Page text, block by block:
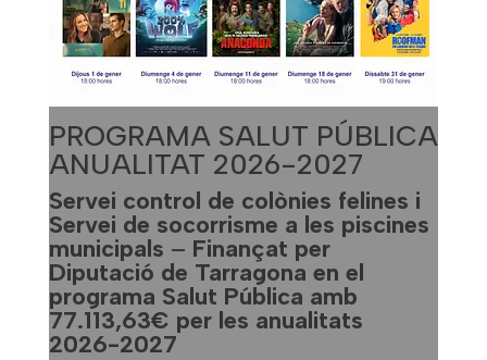
PROGRAMA SALUT PÚBLICA
ANUALITAT 2026-2027
Servei control de colònies felines i
Servei de socorrisme a les piscines
municipals – Finançat per
Diputació de Tarragona en el
programa Salut Pública amb
77.113,63€ per les anualitats
2026-2027